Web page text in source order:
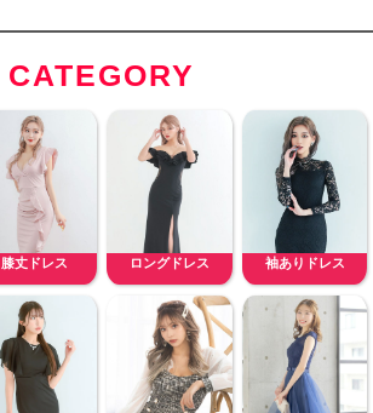
CATEGORY
膝丈ドレス ロングドレス 袖ありドレス